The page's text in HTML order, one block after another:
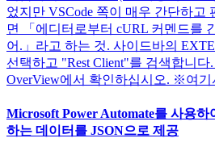
었지만 VSCode 쪽이 매우 간단하고
면 「에디터로부터 cURL 커멘드를
어.」라고 하는 것. 사이드바의
선택하고 "Rest Client"를 검색합니
OverView에서 확인하십시오. ※여기
Microsoft Power Automate를 사용하
하는 데이터를 JSON으로 제공